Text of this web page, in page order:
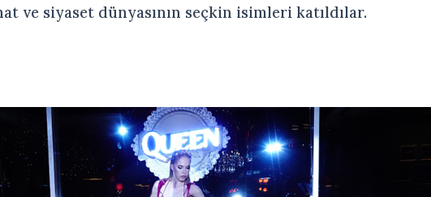
ve siyaset dünyasının seçkin isimleri katıldılar.